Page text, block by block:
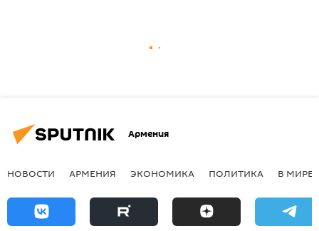
Армения
НОВОСТИ АРМЕНИЯ ЭКОНОМИКА ПОЛИТИКА В МИРЕ